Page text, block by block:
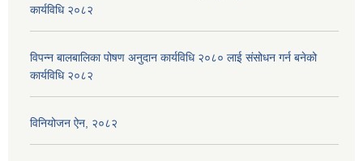
कार्यविधि २०८२
विपन्न बालबालिका पोषण अनुदान कार्यविधि २०८० लाई संसोधन गर्न बनेको
कार्यविधि २०८२
विनियोजन ऐन, २०८२